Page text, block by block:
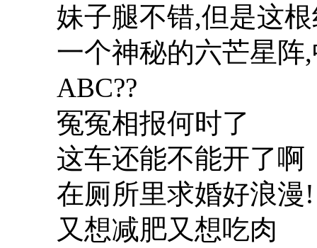
妹子腿不错,但是这
一个神秘的六芒星阵
ABC??
冤冤相报何时了
这车还能不能开了啊
在厕所里求婚好浪漫!
又想减肥又想吃肉